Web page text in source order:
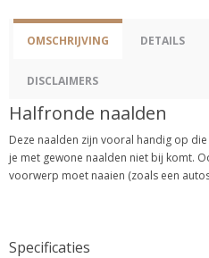
OMSCHRIJVING DETAILS
DISCLAIMERS
Halfronde naalden
Deze naalden zijn vooral handig op
je met gewone naalden niet bij komt.
voorwerp moet naaien (zoals een
Specificaties